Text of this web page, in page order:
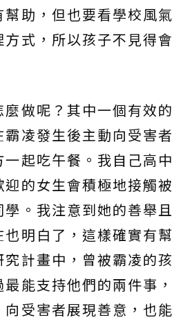
助，但也要看學校風氣
式，所以孩子不見得會
做呢？其中一個有效的
凌發生後主動向受害者
起吃午餐。我自己高中
的女生會積極地接觸被
。我注意到她的善舉且
明白了，這樣確實有幫
計畫中，曾被霸凌的孩
能支持他們的兩件事，
受害者展現善意，也能